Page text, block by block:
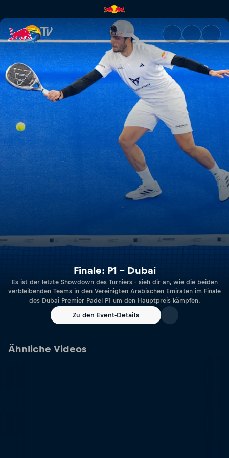
Finale: P1 – Dubai | Red Bull
Finale: P1 – Dubai
Es ist der letzte Showdown des Turniers - sieh dir an, wie die beiden
verbleibenden Teams in den Vereinigten Arabischen Emiraten im Finale
des Dubai Premier Padel P1 um den Hauptpreis kämpfen.
Zu den Event-Details
Ähnliche Videos